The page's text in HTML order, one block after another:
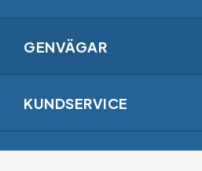
GENVÄGAR
KUNDSERVICE